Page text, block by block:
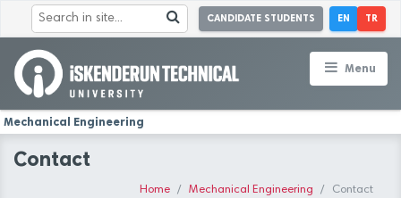
CANDIDATE STUDENTS EN TR
Menu
Mechanical Engineering
Contact
Home Mechanical Engineering Contact